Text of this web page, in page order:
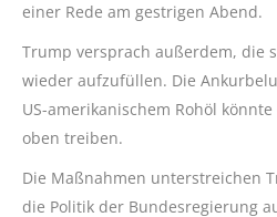
einer Rede am gestrigen Abend.
Trump versprach außerdem, die
wieder aufzufüllen. Die
US-amerikanischem Rohöl
oben treiben.
Die Maßnahmen unterstreichen
die Politik der Bundesregierung